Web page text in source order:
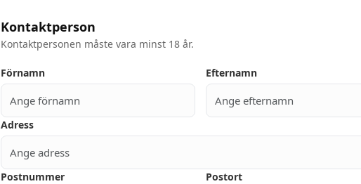
Kontaktperson
Kontaktpersonen måste vara minst 18 år.
Förnamn Efternamn
Adress
Postnummer Postort